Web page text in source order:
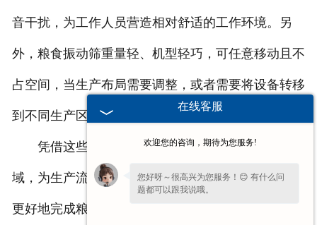
音干扰，为工作人员营造相对舒适的工作环境。另
外，粮食振动筛重量轻、机型轻巧，可任意移动且不
占空间，当生产布局需要调整，或者需要将设备转移
到不同生产区域使用时，操作起来十分便捷。
凭借这些特点，粮食振动筛能够在粮食加工等领
域，为生产流程的顺利开展提供有力支持，助力企业
更好地完成粮食筛分相关工作。
在线客服
欢迎您的咨询，期待为您服务!
您好呀～很高兴为您服务！😊 有什么问
题都可以跟我说哦。